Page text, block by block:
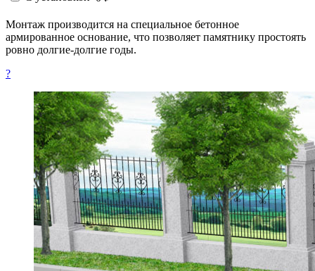
Монтаж производится на специальное бетонное
армированное основание, что позволяет памятнику простоять
ровно долгие-долгие годы.
?